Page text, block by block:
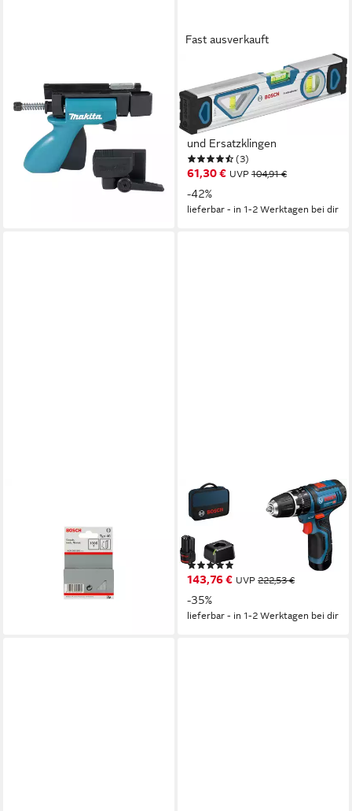
Zwinge Schnellspanner Set 2-
tlg. für alle Führungsschienen
ab 37,94 €
lieferbar - in 2-3 Werktagen bei dir
Fast ausverkauft
BOSCH PROFESSIONAL
Werkzeugset (1600A027M3),
13-tlg., Wasserwaage,
Maßband, Universalmesser
und Ersatzklingen
(3)
61,30 € UVP 104,91 €
-42%
lieferbar - in 1-2 Werktagen bei dir
40 23 mm 1000 Stk
BOSCH PROFESSIONAL
Akku-Schlagbohrschrauber
GSB 12V-15, (Set), inkl. 2
Akkus und Ladegerät
143,76 € UVP 222,53 €
-35%
lieferbar - in 1-2 Werktagen bei dir